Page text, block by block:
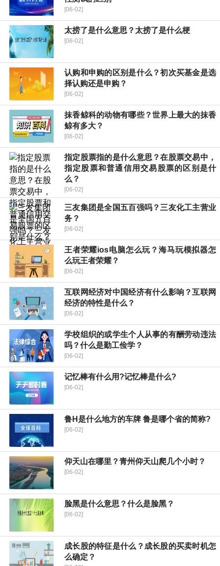
[06-02]
太捞了是什么意思？太捞了是什么梗
[06-02]
认购和申购的区别是什么？初次买基金是选
择认购还是申购？
[06-02]
抹香鲸科的动物有哪些？世界上最大的抹香
鲸有多大？
[06-02]
指定股票指的是什么意思？在股票交易中，
指定股票和普通信用交易股票的区别是什
么？
[06-02]
三友集团是全国五百强吗？三友化工主营业
务？
[06-02]
王者荣耀ios电脑怎么玩？海马玩模拟器怎
么玩王者荣耀？
[06-02]
互联网经济对中国经济有什么影响？互联网
经济的特性是什么？
[06-02]
学校组织的或学生个人从事的有酬劳动违法
吗？什么是勤工俭学？
[06-02]
记忆棒有什么用?记忆棒是什么?
[06-02]
鲁H是什么地方的车牌 鲁是哪个省的简称?
[06-02]
仰天山在哪里？青州仰天山爬几个小时？
[06-02]
脸黑是什么意思？什么是脸黑？
[06-02]
成长股的特征是什么？成长股的买卖时机怎
么确定？